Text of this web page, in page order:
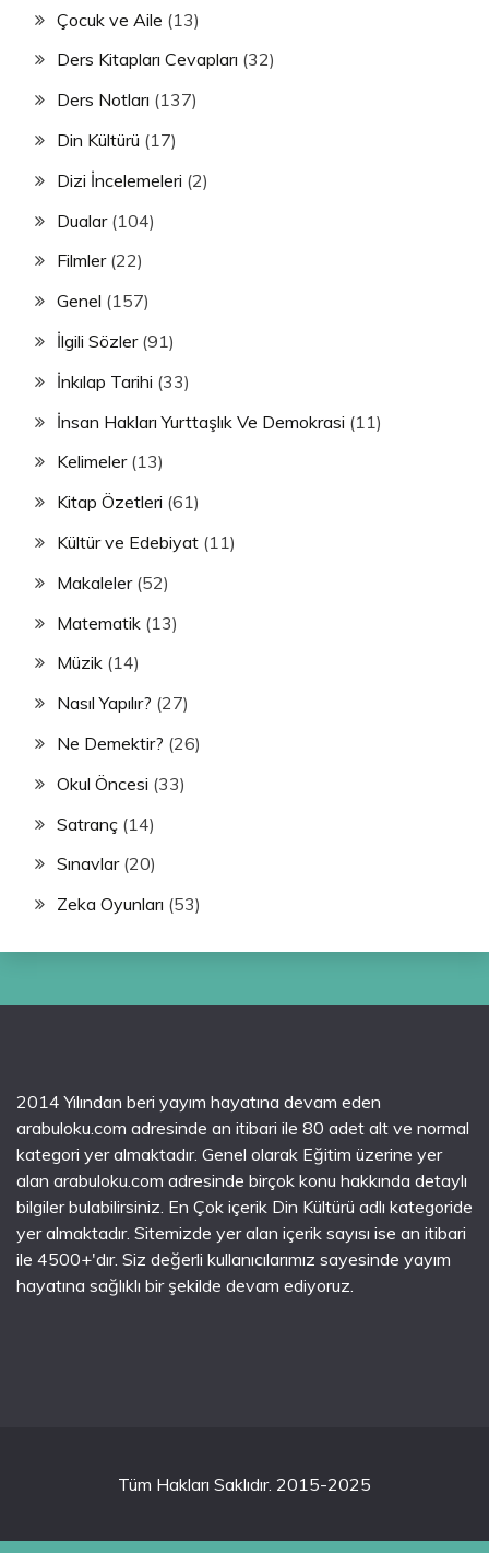
Çocuk ve Aile (13)
Ders Kitapları Cevapları (32)
Ders Notları (137)
Din Kültürü (17)
Dizi İncelemeleri (2)
Dualar(104)
Filmler(22)
Genel (157)
İlgili Sözler(91)
İnkılap Tarihi (33)
İnsan Hakları Yurttaşlık Ve Demokrasi (11)
Kelimeler(13)
Kitap Özetleri (61)
Kültür ve Edebiyat (11)
Makaleler(52)
Matematik (13)
Müzik (14)
Nasıl Yapılır? (27)
Ne Demektir? (26)
Okul Öncesi (33)
Satranç (14)
Sınavlar(20)
Zeka Oyunları (53)
2014 Yılından beri yayım hayatına devam eden
arabuloku.com adresinde an itibari ile 80 adet alt ve normal
kategori yer almaktadır. Genel olarak Eğitim üzerine yer
alan arabuloku.com adresinde birçok konu hakkında detaylı
bilgiler bulabilirsiniz. En Çok içerik Din Kültürü adlı kategoride
yer almaktadır. Sitemizde yer alan içerik sayısı ise an itibari
ile 4500+'dır. Siz değerli kullanıcılarımız sayesinde yayım
hayatına sağlıklı bir şekilde devam ediyoruz.
Tüm Hakları Saklıdır. 2015-2025